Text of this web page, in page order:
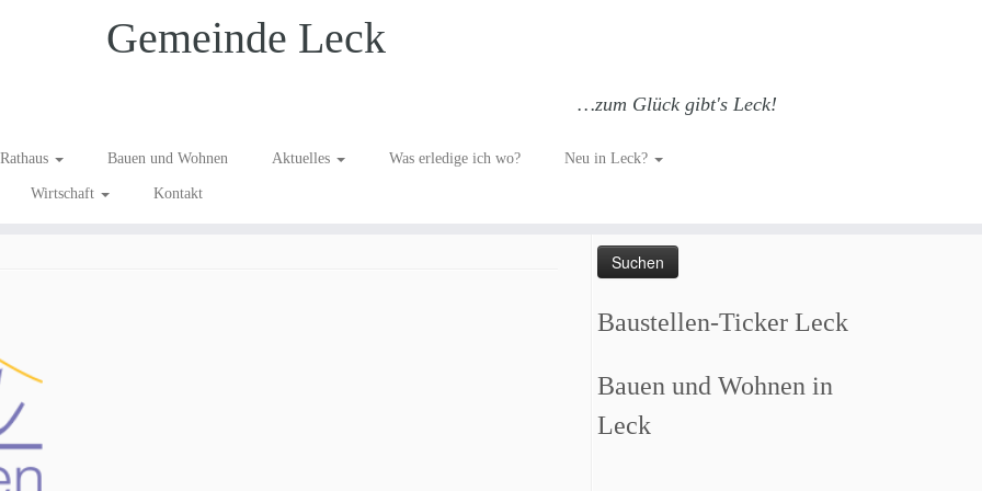
Gemeinde Leck
…zum Glück gibt's Leck!
Rathaus Bauen und Wohnen Aktuelles Was erledige ich wo? Neu in Leck?
Wirtschaft Kontakt
Such dich GLÜCKlich…
Baustellen-Ticker Leck
Bauen und Wohnen in
Leck